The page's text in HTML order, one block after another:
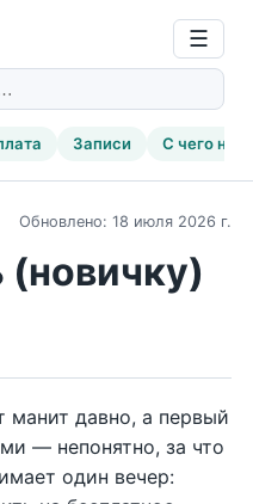
☰
Записи С чего
Обновлено: 18 июля 2026 г.
(новичку)
манит давно, а первый
— непонятно, за что
один вечер: